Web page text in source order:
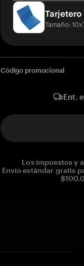
Tarjetero
Tamaño:
Código promocional
Ent.
Los impuestos y
Envío estándar gratis